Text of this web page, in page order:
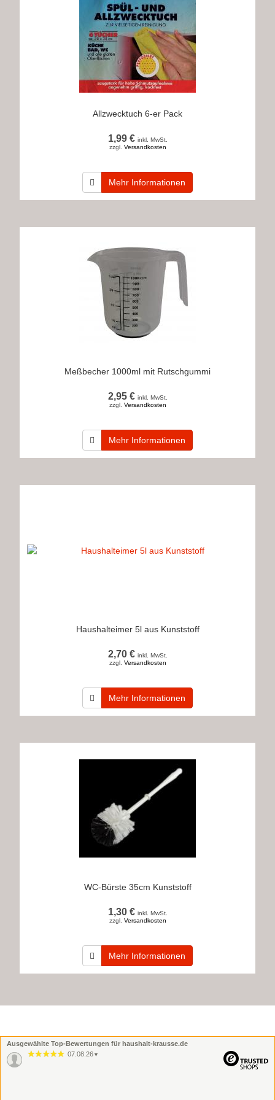
Allzwecktuch 6-er Pack
1,99 € inkl. MwSt.
zzgl. Versandkosten
Mehr Informationen
Meßbecher 1000ml mit Rutschgummi
2,95 € inkl. MwSt.
zzgl. Versandkosten
Mehr Informationen
Haushalteimer 5l aus Kunststoff
2,70 € inkl. MwSt.
zzgl. Versandkosten
Mehr Informationen
WC-Bürste 35cm Kunststoff
1,30 € inkl. MwSt.
zzgl. Versandkosten
Mehr Informationen
Ausgewählte Top-Bewertungen für haushalt-krausse.de
07.08.26 ▼